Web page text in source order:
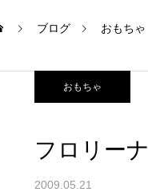
ブログ おもちゃ
おもちゃ
フロリーナ
2009.05.21